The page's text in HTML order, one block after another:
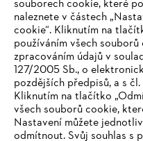
Produkty
Kontakt
Kariéra
Systém pro
souborech cookie, které
naleznete v částech
cookie“. Kliknutím na
používáním všech
zpracováním údajů v
127/2005 Sb., o
pozdějších předpisů, a s
Kliknutím na tlačítko
všech souborů cookie,
Nastavení můžete
odmítnout. Svůj souhlas s